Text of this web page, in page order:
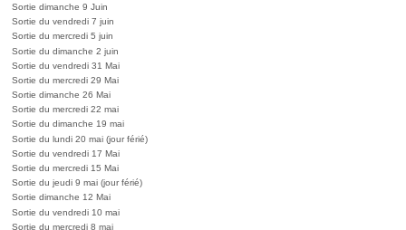
Sortie dimanche 9 Juin
Sortie du vendredi 7 juin
Sortie du mercredi 5 juin
Sortie du dimanche 2 juin
Sortie du vendredi 31 Mai
Sortie du mercredi 29 Mai
Sortie dimanche 26 Mai
Sortie du mercredi 22 mai
Sortie du dimanche 19 mai
Sortie du lundi 20 mai (jour férié)
Sortie du vendredi 17 Mai
Sortie du mercredi 15 Mai
Sortie du jeudi 9 mai (jour férié)
Sortie dimanche 12 Mai
Sortie du vendredi 10 mai
Sortie du mercredi 8 mai